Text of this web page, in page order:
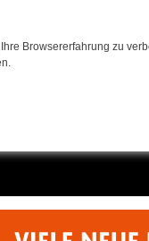
Browsererfahrung zu